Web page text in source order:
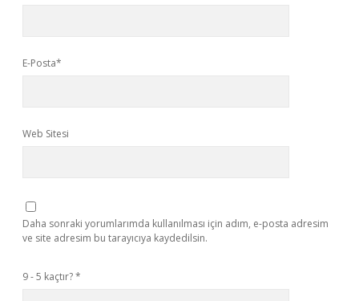
E-Posta*
Web Sitesi
Daha sonraki yorumlarımda kullanılması için adım, e-posta adresim
ve site adresim bu tarayıcıya kaydedilsin.
9 - 5 kaçtır?*